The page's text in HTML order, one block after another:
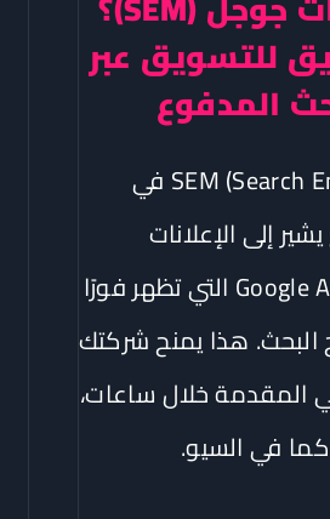
للتسويق عبر
المدفوع
SEM (Search Engine Marketing) في
إلى الإعلانات
المدفوعة عبر Google Ads التي تظهر فورًا
البحث. هذا يمنح شركتك
المقدمة خلال ساعات،
في السيو.